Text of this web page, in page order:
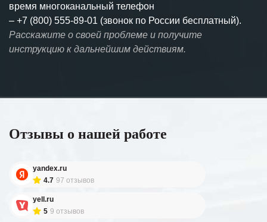
время многоканальный телефон
– +7 (800) 555-89-01 (звонок по России бесплатный).
Расскажите о своей проблеме и получите
инструкцию к дальнейшим действиям.
Отзывы о нашей работе
yandex.ru
4.7 97 отзывов
yell.ru
5 9 отзывов